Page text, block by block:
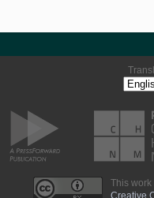
This
Creative